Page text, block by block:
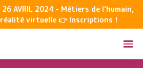
26 AVRIL 2024 - Métiers de l'humain,
virtuelle 👉 Inscriptions !